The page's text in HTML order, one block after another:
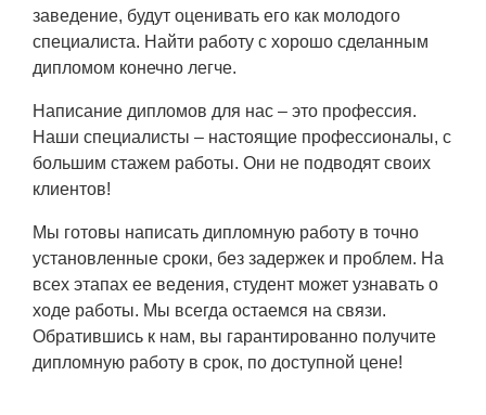
заведение, будут оценивать его как молодого
специалиста. Найти работу с хорошо сделанным
дипломом конечно легче.
Написание дипломов для нас – это профессия.
Наши специалисты – настоящие профессионалы, с
большим стажем работы. Они не подводят своих
клиентов!
Мы готовы написать дипломную работу в точно
установленные сроки, без задержек и проблем. На
всех этапах ее ведения, студент может узнавать о
ходе работы. Мы всегда остаемся на связи.
Обратившись к нам, вы гарантированно получите
дипломную работу в срок, по доступной цене!